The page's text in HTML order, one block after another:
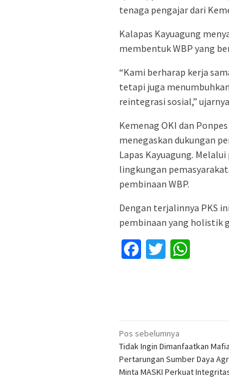
tenaga pengajar dari
Kalapas Kayuagung
membentuk WBP yang
“Kami berharap kerja
tetapi juga
reintegrasi sosial,”
Kemenag OKI dan
menegaskan dukungan
Lapas Kayuagung.
lingkungan
pembinaan WBP.
Dengan terjalinnya PKS
pembinaan yang holistik
Facebook
Twitter
Navigasi
pos
Pos sebelumnya
Tidak Ingin Dimanfaatkan
Pertarungan Sumber Daya
Minta MASKI Perkuat